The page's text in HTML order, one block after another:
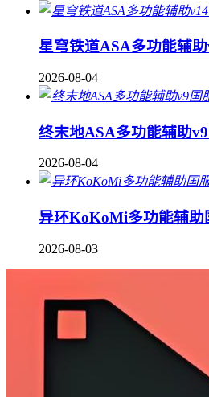
星穹铁道ASA多功能辅
2026-08-04
终末地ASA多功能辅助
2026-08-04
异环KoKoMi多功能辅助
2026-08-03